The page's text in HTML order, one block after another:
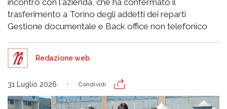
incontro con l'azienda, che ha confermato il
trasferimento a Torino degli addetti dei reparti
Gestione documentale e Back office non telefonico
Redazione web
31 Luglio 2026 Condividi